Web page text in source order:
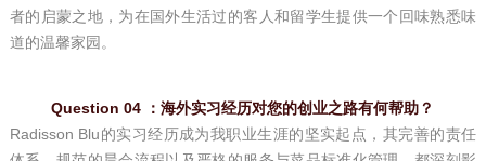
者的启蒙之地，为在国外生活过的客人和留学生提供一个回味熟悉味
道的温馨家园。
Question 04 ：海外实习经历对您的创业之路有何帮助？
Radisson Blu的实习经历成为我职业生涯的坚实起点，其完善的责任